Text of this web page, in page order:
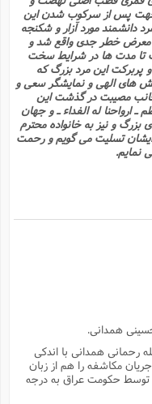
جهت پس از سرکوب شدن این
دانشمند مورد آزار و شکنجه
معرض خطر جدى واقع شد و
تا مدت ها در شرایط سخت
پربرکت این مرد بزرگ که
هاى الهى و نمایشگر سعى و
مصیبت در گذشت این
ـ ارواحنا له الفداء ـ و جهان
و نیز به خانواده محترم
تسلیت مى گویم و رحمت
رحمانى همدانى با اندکى
مکاشفه را هم از زبان
توسط حکومت عراق به درجه